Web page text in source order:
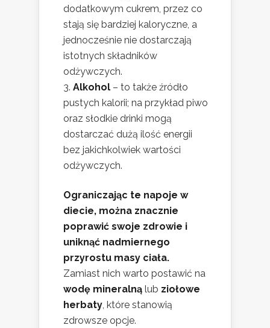
dodatkowym cukrem, przez co
stają się bardziej kaloryczne, a
jednocześnie nie dostarczają
istotnych składników
odżywczych.
Alkohol – to także źródło
pustych kalorii; na przykład piwo
oraz słodkie drinki mogą
dostarczać dużą ilość energii
bez jakichkolwiek wartości
odżywczych.
Ograniczając te napoje w
diecie, można znacznie
poprawić swoje zdrowie i
uniknąć nadmiernego
przyrostu masy ciała.
Zamiast nich warto postawić na
wodę mineralną lub ziołowe
herbaty, które stanowią
zdrowsze opcje.